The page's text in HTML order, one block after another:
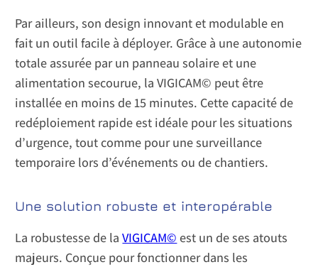
Par ailleurs, son design innovant et modulable en
fait un outil facile à déployer. Grâce à une autonomie
totale assurée par un panneau solaire et une
alimentation secourue, la VIGICAM© peut être
installée en moins de 15 minutes. Cette capacité de
redéploiement rapide est idéale pour les situations
d’urgence, tout comme pour une surveillance
temporaire lors d’événements ou de chantiers.
Une solution robuste et interopérable
La robustesse de laVIGICAM© est un de ses atouts
majeurs. Conçue pour fonctionner dans les